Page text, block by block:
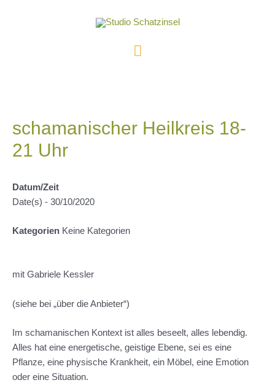
Hauptmenü
schamanischer Heilkreis 18-
21 Uhr
Datum/Zeit
Date(s) - 30/10/2020
Kategorien Keine Kategorien
mit Gabriele Kessler
(siehe bei „über die Anbieter“)
Im schamanischen Kontext ist alles beseelt, alles lebendig.
Alles hat eine energetische, geistige Ebene, sei es eine
Pflanze, eine physische Krankheit, ein Möbel, eine Emotion
oder eine Situation.